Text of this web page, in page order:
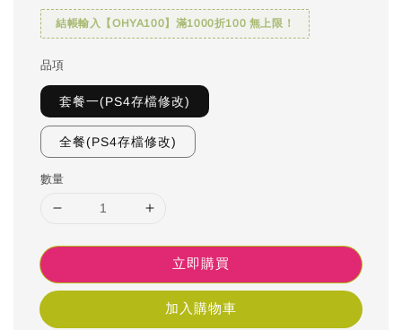
結帳輸入【OHYA100】滿1000折100 無上限！
品項
套餐一(PS4存檔修改)
全餐(PS4存檔修改)
數量
立即購買
加入購物車